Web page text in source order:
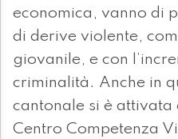
economica, vanno di
di derive violente,
giovanile, e con
criminalità. Anche in
cantonale si è attivata
Centro Competenza